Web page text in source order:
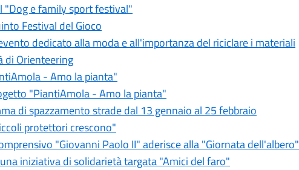
"Dog e family sport festival"
Festival del Gioco
dedicato alla moda e all'importanza del riciclare i materiali
di Orienteering
- Amo la pianta"
"PiantiAmola - Amo la pianta"
di spazzamento strade dal 13 gennaio al 25 febbraio
protettori crescono"
"Giovanni Paolo II" aderisce alla "Giornata dell'albero"
iniziativa di solidarietà targata "Amici del faro"